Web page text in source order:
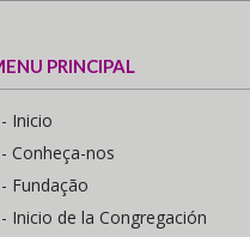
PRINCIPAL
- Inicio
- Conheça-nos
- Fundação
- Inicio de la Congregación